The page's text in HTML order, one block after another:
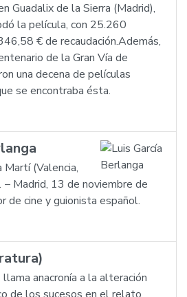
Guadalix de la Sierra (Madrid),
la película, con 25.260
€ de recaudación.Además,
de la Gran Vía de
una decena de películas
se encontraba ésta.
Martí (Valencia,
Madrid, 13 de noviembre de
de cine y guionista español.
anacronía a la alteración